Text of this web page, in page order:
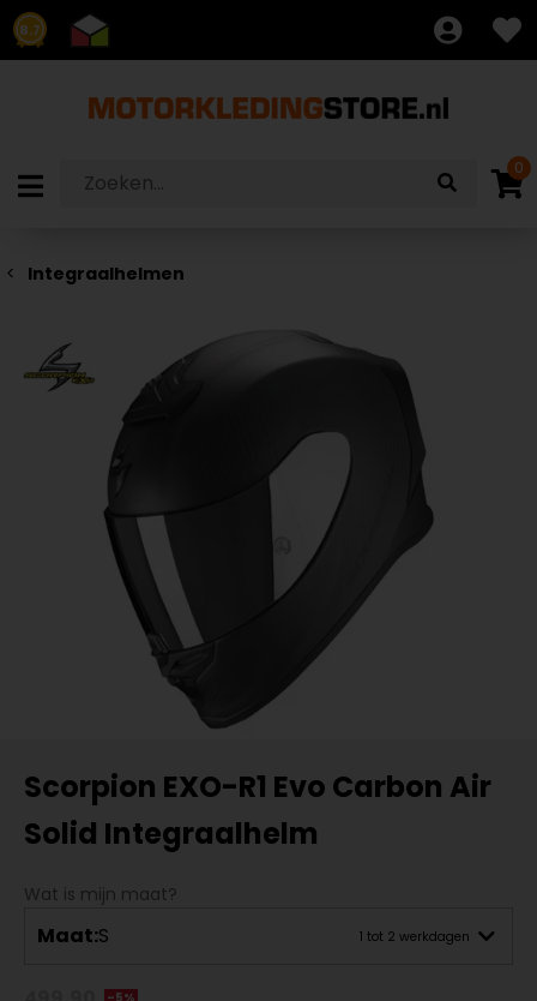
8.7
0
Integraalhelmen
Scorpion EXO-R1 Evo Carbon Air
Solid Integraalhelm
Wat is mijn maat?
Maat:S 1 tot 2 werkdagen